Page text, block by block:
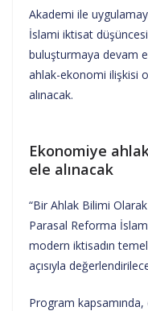
Akademi ile
İslami iktisat
buluşturmaya devam
ahlak-ekonomi ilişkisi
alınacak.
Ekonomiye
ele alınacak
“Bir Ahlak Bilimi
Parasal Reforma
modern iktisadın
açısıyla
Program